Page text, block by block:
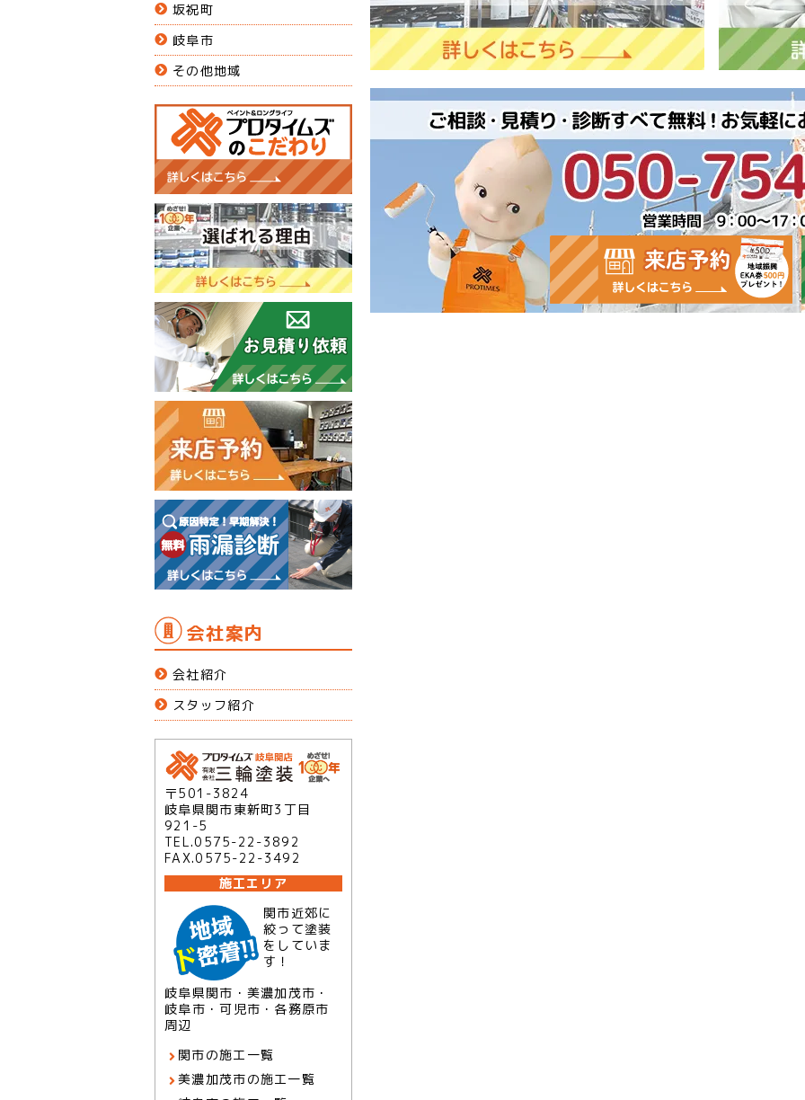
坂祝町
岐阜市
その他地域
会社案内
会社紹介
スタッフ紹介
〒501-3824
岐阜県関市東新町3丁目
921-5
TEL.0575-22-3892
FAX.0575-22-3492
施工エリア
関市近郊に
絞って塗装
をしていま
す！
岐阜県関市・美濃加茂市・
岐阜市・可児市・各務原市
周辺
関市の施工一覧
美濃加茂市の施工一覧